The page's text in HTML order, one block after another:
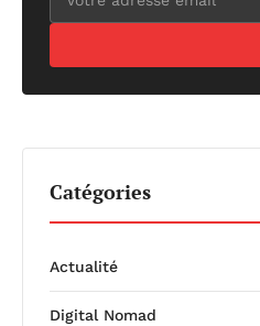
Catégories
Actualité
Digital Nomad